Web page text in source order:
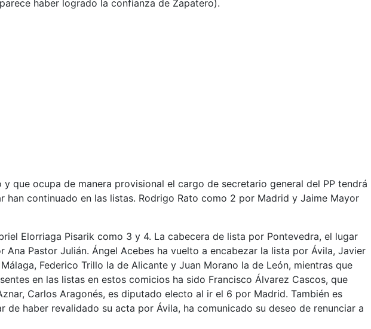
haber logrado la confianza de Zapatero).
que ocupa de manera provisional el cargo de secretario general del PP tendrá
continuado en las listas. Rodrigo Rato como 2 por Madrid y Jaime Mayor
Elorriaga Pisarik como 3 y 4. La cabecera de lista por Pontevedra, el lugar
Pastor Julián. Ángel Acebes ha vuelto a encabezar la lista por Ávila, Javier
Federico Trillo la de Alicante y Juan Morano la de León, mientras que
en las listas en estos comicios ha sido Francisco Álvarez Cascos, que
Carlos Aragonés, es diputado electo al ir el 6 por Madrid. También es
haber revalidado su acta por Ávila, ha comunicado su deseo de renunciar a